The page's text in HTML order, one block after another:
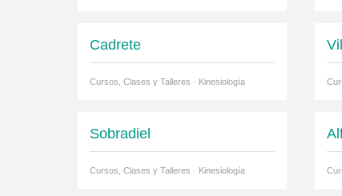
Cadrete
Cursos, Clases y Talleres · Kinesiología
Sobradiel
Cursos, Clases y Talleres · Kinesiología